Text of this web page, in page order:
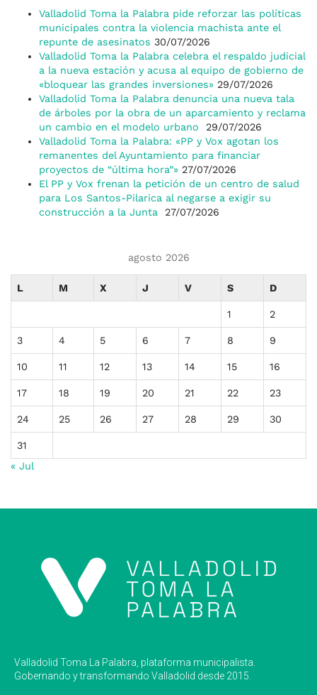
Valladolid Toma la Palabra pide reforzar las políticas
municipales contra la violencia machista ante el
repunte de asesinatos 30/07/2026
Valladolid Toma la Palabra celebra el respaldo judicial
a la nueva estación y acusa al equipo de gobierno de
«bloquear las grandes inversiones» 29/07/2026
Valladolid Toma la Palabra denuncia una nueva tala
de árboles por la obra de un aparcamiento y reclama
un cambio en el modelo urbano
29/07/2026
Valladolid Toma la Palabra: «PP y Vox agotan los
remanentes del Ayuntamiento para financiar
proyectos de “última hora”» 27/07/2026
El PP y Vox frenan la petición de un centro de salud
para Los Santos-Pilarica al negarse a exigir su
construcción a la Junta
27/07/2026
agosto 2026
L M X J V S D
1 2
3 4 5 6 7 8 9
10 11 12 13 14 15 16
17 18 19 20 21 22 23
24 25 26 27 28 29 30
31
« Jul
Valladolid Toma La Palabra, plataforma municipalista.
Gobernando y transformando Valladolid desde 2015.